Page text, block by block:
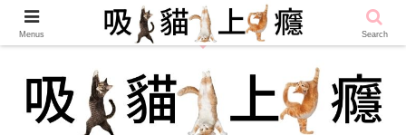
越吸貓越健康
Menus Search